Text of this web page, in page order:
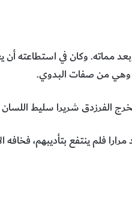
مماته. وكان في استطاعته أن
وهي من صفات البدوي.
الفرزدق شريرا سليط
فلم ينتفع بتأديبهم، فخافه